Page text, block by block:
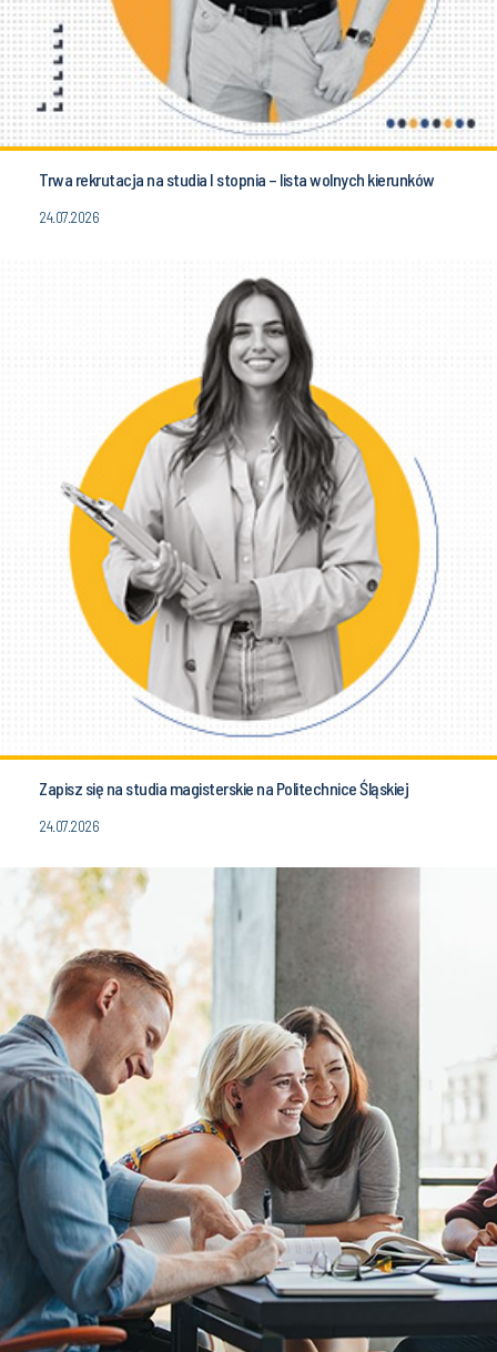
Trwa rekrutacja na studia I stopnia – lista wolnych kierunków
24.07.2026
Zapisz się na studia magisterskie na Politechnice Śląskiej
24.07.2026